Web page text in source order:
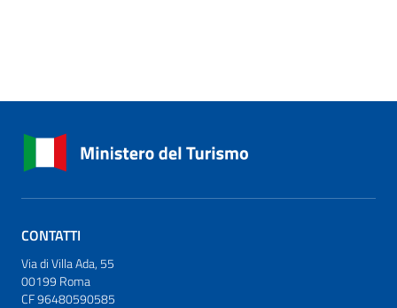
CONTATTI
Via di Villa Ada, 55
00199 Roma
CF 96480590585